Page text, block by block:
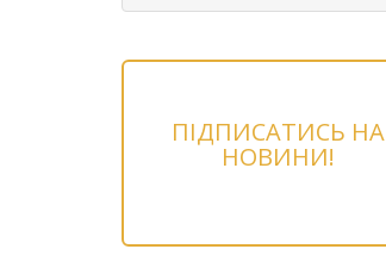
ПІДПИСАТИСЬ НА
НОВИНИ!